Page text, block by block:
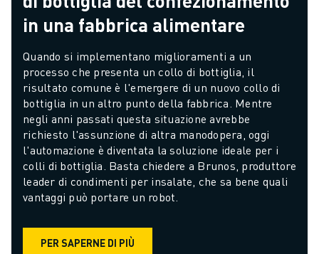
in una fabbrica alimentare
Quando si implementano miglioramenti a un
processo che presenta un collo di bottiglia, il
risultato comune è l'emergere di un nuovo collo di
bottiglia in un altro punto della fabbrica. Mentre
negli anni passati questa situazione avrebbe
richiesto l'assunzione di altra manodopera, oggi
l'automazione è diventata la soluzione ideale per i
colli di bottiglia. Basta chiedere a Brunos, produttore
leader di condimenti per insalate, che sa bene quali
vantaggi può portare un robot.
PER SAPERNE DI PIÙ